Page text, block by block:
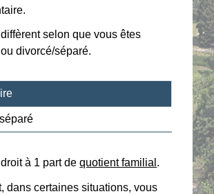
selon que vous êtes
divorcé/séparé.
à 1 part dequotient familial .
dans certaines situations, vous